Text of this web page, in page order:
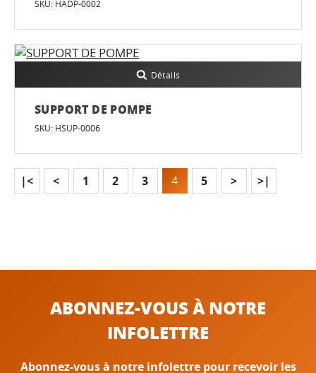
SKU: HADP-0002
Détails
SUPPORT DE POMPE
SKU: HSUP-0006
|< < 1 2 3 4 5 > >|
ABONNEZ-VOUS À NOTRE
INFOLETTRE
Abonnez-vous à notre infolettre pour recevoir les